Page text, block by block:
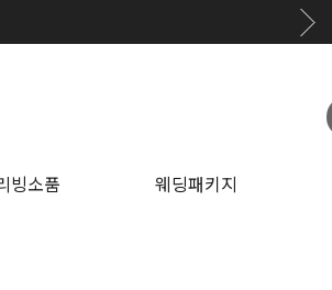
빙소품 웨딩패키지